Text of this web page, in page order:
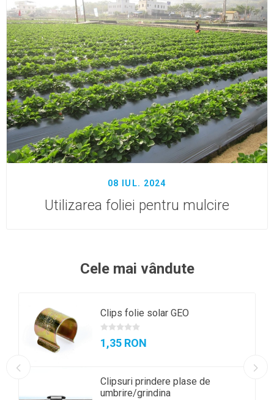
08 IUL. 2024
Utilizarea foliei pentru mulcire
Cele mai vândute
Clips folie solar GEO
1,35 RON
Clipsuri prindere plase de
umbrire/grindina